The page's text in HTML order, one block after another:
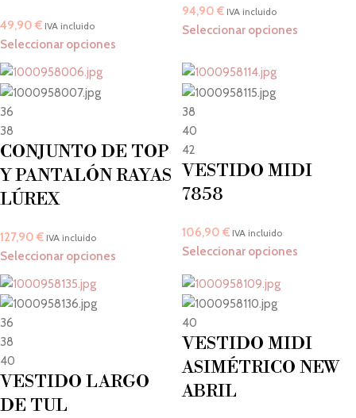
49,90 € IVA incluido
Seleccionar opciones
94,90 € IVA incluido
Seleccionar opciones
36
38
CONJUNTO DE TOP
Y PANTALÓN RAYAS
LÚREX
127,90 € IVA incluido
Seleccionar opciones
38
40
42
VESTIDO MIDI
7858
106,90 € IVA incluido
Seleccionar opciones
36
38
40
VESTIDO LARGO
DE TUL
40
VESTIDO MIDI
ASIMÉTRICO NEW
ABRIL